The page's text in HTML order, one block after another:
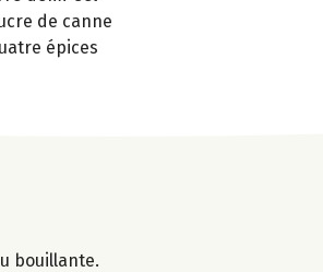
de canne
épices
bouillante.